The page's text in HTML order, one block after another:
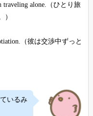
traveling alone.（ひとり旅
）
（彼は交渉中ずっと
いるみ